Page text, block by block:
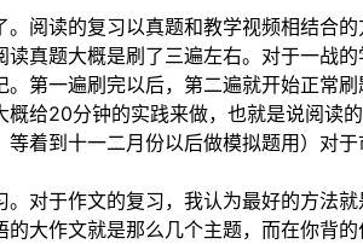
阅读的复习以真题和教学视频相结合
真题大概是刷了三遍左右。对于一战
第一遍刷完以后，第二遍就开始正常
给20分钟的实践来做，也就是说阅读
着到十一二月份以后做模拟题用）对
对于作文的复习，我认为最好的方法
大作文就是那么几个主题，而在你背